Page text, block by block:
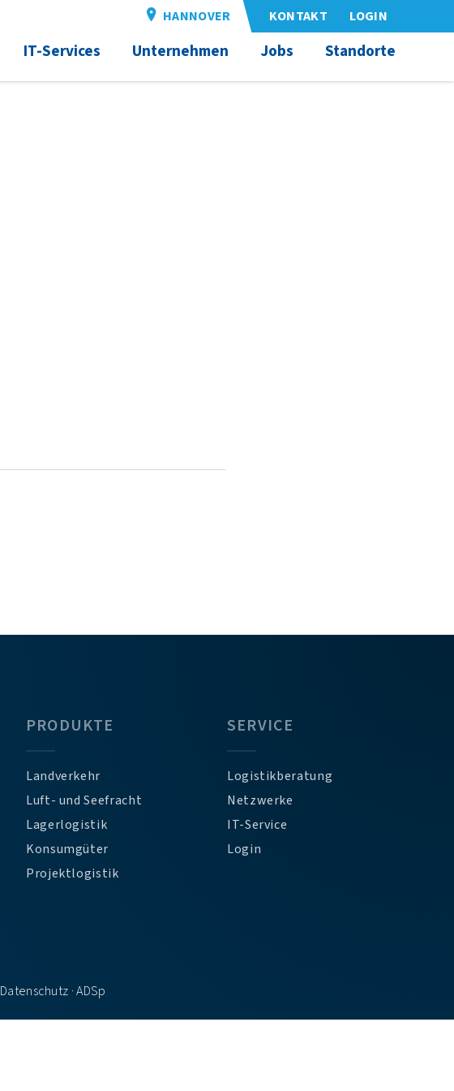
HANNOVER KONTAKT LOGIN
IT-Services Unternehmen Jobs Standorte
PRODUKTE
Landverkehr
Luft- und Seefracht
Lagerlogistik
Konsumgüter
Projektlogistik
SERVICE
Logistikberatung
Netzwerke
IT-Service
Login
Datenschutz ·ADSp